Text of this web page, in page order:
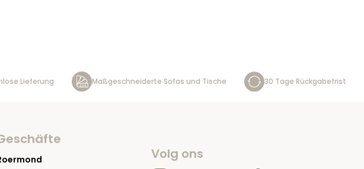
Lieferung Maßgeschneiderte Sofas und Tische 30 Tage Rückgabefrist
Volg ons